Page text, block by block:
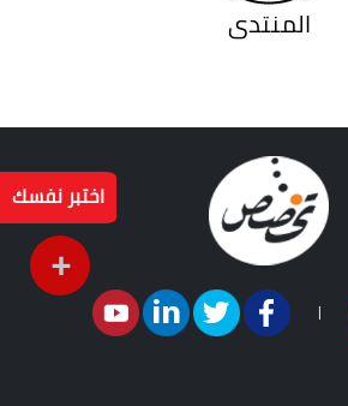
اختبر نفسك
+
المنتدى
|